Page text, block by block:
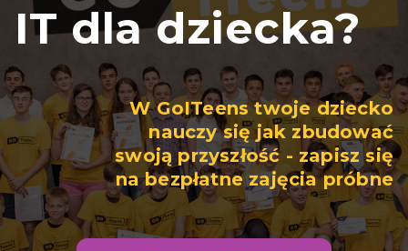
IT dla dziecka?
W GoITeens twoje dziecko
nauczy się jak zbudować
swoją przyszłość - zapisz się
na bezpłatne zajęcia próbne